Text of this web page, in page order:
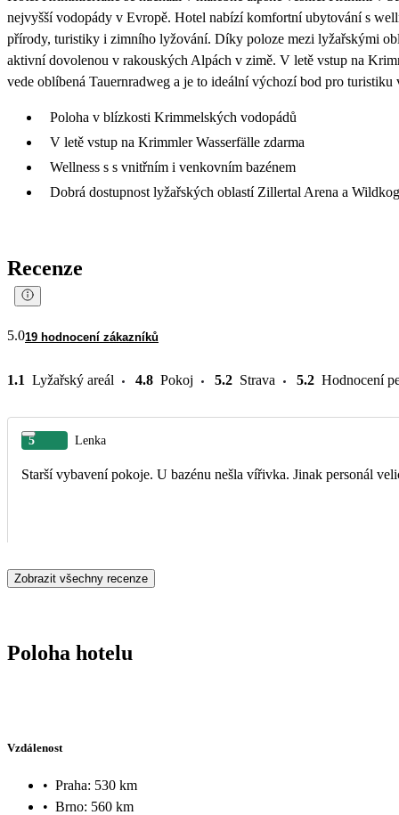
nejvyšší vodopády v Evropě. Hotel nabízí komfortní ubytování s
přírody, turistiky i zimního lyžování. Díky poloze mezi lyžařskými
aktivní dovolenou v rakouských Alpách v zimě. V letě vstup na
vede oblíbená Tauernradweg a je to ideální výchozí bod pro
Poloha v blízkosti Krimmelských vodopádů
V letě vstup na Krimmler Wasserfälle zdarma
Wellness s s vnitřním i venkovním bazénem
Dobrá dostupnost lyžařských oblastí Zillertal Arena a
Recenze
5.019 hodnocení zákazníků
1.1 Lyžařský areál 4.8 Pokoj 5.2 Strava 5.2 Hodnocení
5 Lenka
Starší vybavení pokoje. U bazénu
Zobrazit všechny recenze
Poloha hotelu
Vzdálenost
• Praha: 530 km
• Brno: 560 km